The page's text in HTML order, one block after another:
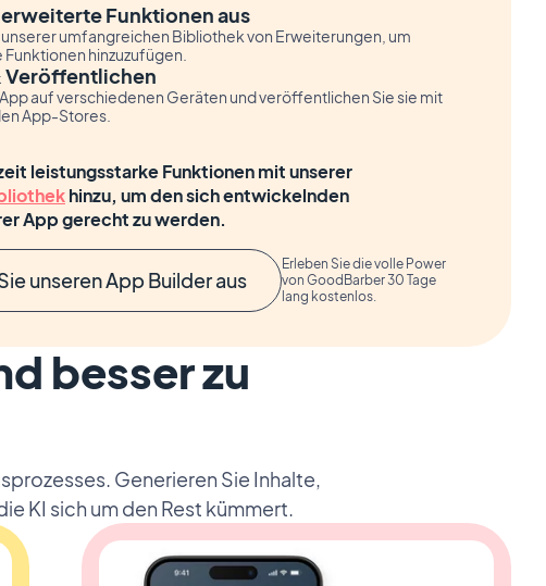
erweiterte Funktionen aus
unserer umfangreichen Bibliothek von Erweiterungen, um
hinzuzufügen.
Veröffentlichen
auf verschiedenen Geräten und veröffentlichen Sie sie mit
App-Stores.
leistungsstarke Funktionen mit unserer
hinzu, um den sich entwickelnden
App gerecht zu werden.
unseren App Builder aus
Erleben Sie die volle Power
von GoodBarber 30 Tage
lang kostenlos.
besser zu
Generieren Sie Inhalte,
KI sich um den Rest kümmert.